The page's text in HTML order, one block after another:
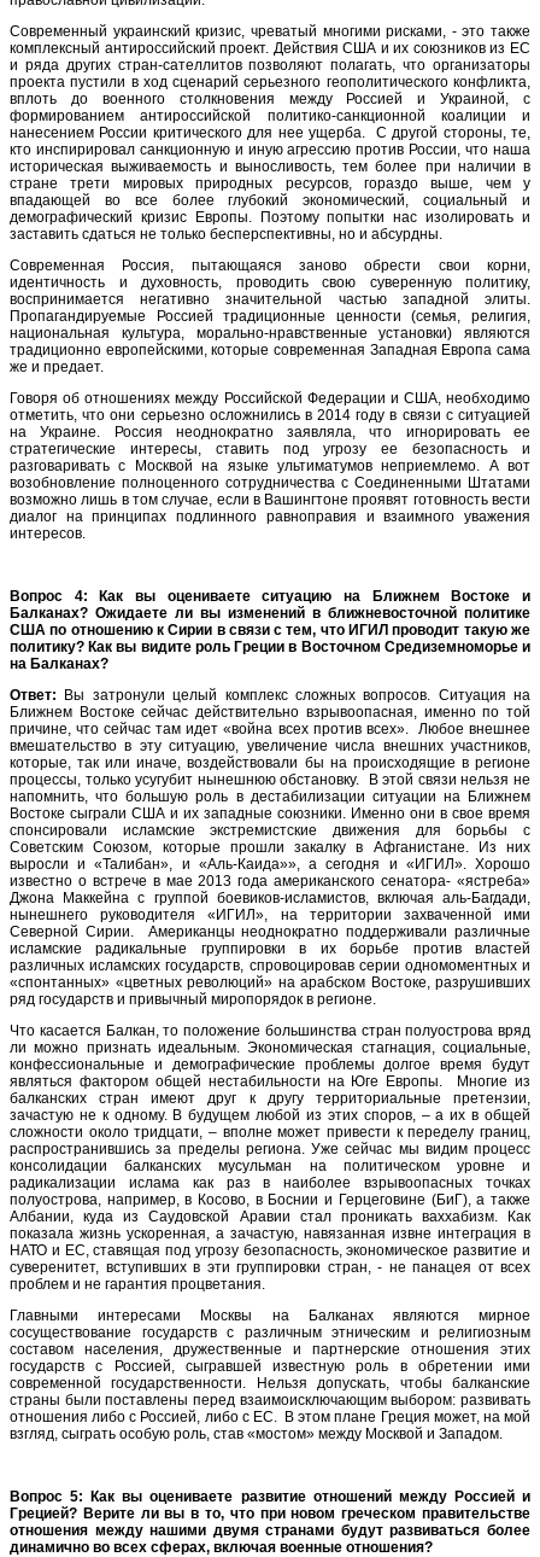
Современный украинский кризис, чреватый многими рисками, - это также
комплексный антироссийский проект. Действия США и их союзников из ЕС
и ряда других стран-сателлитов позволяют полагать, что организаторы
проекта пустили в ход сценарий серьезного геополитического конфликта,
вплоть до военного столкновения между Россией и Украиной, с
формированием антироссийской политико-санкционной коалиции и
нанесением России критического для нее ущерба. С другой стороны, те,
кто инспирировал санкционную и иную агрессию против России, что наша
историческая выживаемость и выносливость, тем более при наличии в
стране трети мировых природных ресурсов, гораздо выше, чем у
впадающей во все более глубокий экономический, социальный и
демографический кризис Европы. Поэтому попытки нас изолировать и
заставить сдаться не только бесперспективны, но и абсурдны.
Современная Россия, пытающаяся заново обрести свои корни,
идентичность и духовность, проводить свою суверенную политику,
воспринимается негативно значительной частью западной элиты.
Пропагандируемые Россией традиционные ценности (семья, религия,
национальная культура, морально-нравственные установки) являются
традиционно европейскими, которые современная Западная Европа сама
же и предает.
Говоря об отношениях между Российской Федерации и США, необходимо
отметить, что они серьезно осложнились в 2014 году в связи с ситуацией
на Украине. Россия неоднократно заявляла, что игнорировать ее
стратегические интересы, ставить под угрозу ее безопасность и
разговаривать с Москвой на языке ультиматумов неприемлемо. А вот
возобновление полноценного сотрудничества с Соединенными Штатами
возможно лишь в том случае, если в Вашингтоне проявят готовность вести
диалог на принципах подлинного равноправия и взаимного уважения
интересов.
Вопрос 4: Как вы оцениваете ситуацию на Ближнем Востоке и
Балканах? Ожидаете ли вы изменений в ближневосточной политике
США по отношению к Сирии в связи с тем, что ИГИЛ проводит такую же
политику? Как вы видите роль Греции в Восточном Средиземноморье и
на Балканах?
Ответ: Вы затронули целый комплекс сложных вопросов. Ситуация на
Ближнем Востоке сейчас действительно взрывоопасная, именно по той
причине, что сейчас там идет «война всех против всех». Любое внешнее
вмешательство в эту ситуацию, увеличение числа внешних участников,
которые, так или иначе, воздействовали бы на происходящие в регионе
процессы, только усугубит нынешнюю обстановку. В этой связи нельзя не
напомнить, что большую роль в дестабилизации ситуации на Ближнем
Востоке сыграли США и их западные союзники. Именно они в свое время
спонсировали исламские экстремистские движения для борьбы с
Советским Союзом, которые прошли закалку в Афганистане. Из них
выросли и «Талибан», и «Аль-Каида»», а сегодня и «ИГИЛ». Хорошо
известно о встрече в мае 2013 года американского сенатора- «ястреба»
Джона Маккейна с группой боевиков-исламистов, включая аль-Багдади,
нынешнего руководителя «ИГИЛ», на территории захваченной ими
Северной Сирии. Американцы неоднократно поддерживали различные
исламские радикальные группировки в их борьбе против властей
различных исламских государств, спровоцировав серии одномоментных и
«спонтанных» «цветных революций» на арабском Востоке, разрушивших
ряд государств и привычный миропорядок в регионе.
Что касается Балкан, то положение большинства стран полуострова вряд
ли можно признать идеальным. Экономическая стагнация, социальные,
конфессиональные и демографические проблемы долгое время будут
являться фактором общей нестабильности на Юге Европы. Многие из
балканских стран имеют друг к другу территориальные претензии,
зачастую не к одному. В будущем любой из этих споров, – а их в общей
сложности около тридцати, – вполне может привести к переделу границ,
распространившись за пределы региона. Уже сейчас мы видим процесс
консолидации балканских мусульман на политическом уровне и
радикализации ислама как раз в наиболее взрывоопасных точках
полуострова, например, в Косово, в Боснии и Герцеговине (БиГ), а также
Албании, куда из Саудовской Аравии стал проникать ваххабизм. Как
показала жизнь ускоренная, а зачастую, навязанная извне интеграция в
НАТО и ЕС, ставящая под угрозу безопасность, экономическое развитие и
суверенитет, вступивших в эти группировки стран, - не панацея от всех
проблем и не гарантия процветания.
Главными интересами Москвы на Балканах являются мирное
сосуществование государств с различным этническим и религиозным
составом населения, дружественные и партнерские отношения этих
государств с Россией, сыгравшей известную роль в обретении ими
современной государственности. Нельзя допускать, чтобы балканские
страны были поставлены перед взаимоисключающим выбором: развивать
отношения либо с Россией, либо с ЕС. В этом плане Греция может, на мой
взгляд, сыграть особую роль, став «мостом» между Москвой и Западом.
Вопрос 5: Как вы оцениваете развитие отношений между Россией и
Грецией? Верите ли вы в то, что при новом греческом правительстве
отношения между нашими двумя странами будут развиваться более
динамично во всех сферах, включая военные отношения?